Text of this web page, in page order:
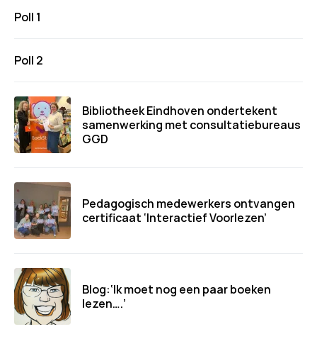
Poll 1
Poll 2
Bibliotheek Eindhoven ondertekent
samenwerking met consultatiebureaus
GGD
Pedagogisch medewerkers ontvangen
certificaat ‘Interactief Voorlezen’
Blog:‘Ik moet nog een paar boeken
lezen….’